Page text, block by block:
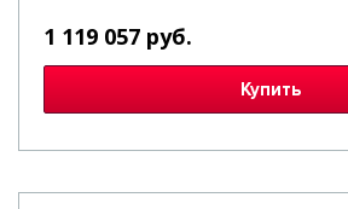
1 119 057 руб.
Купить